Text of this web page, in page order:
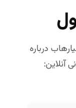
درباره
آنلاین: